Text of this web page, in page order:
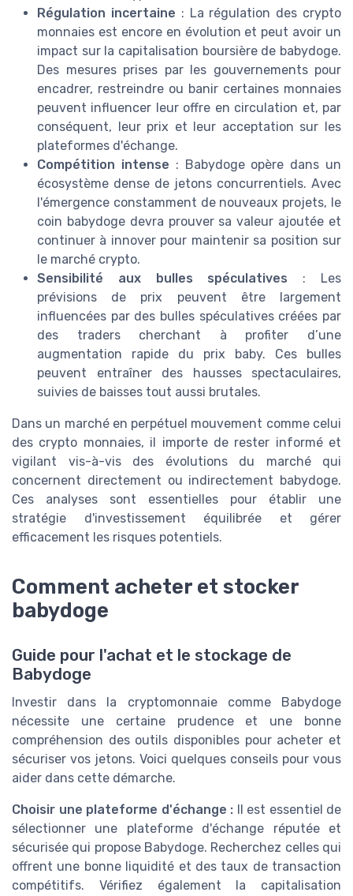
Régulation incertaine : La régulation des crypto
monnaies est encore en évolution et peut avoir un
impact sur la capitalisation boursière de babydoge.
Des mesures prises par les gouvernements pour
encadrer, restreindre ou banir certaines monnaies
peuvent influencer leur offre en circulation et, par
conséquent, leur prix et leur acceptation sur les
plateformes d'échange.
Compétition intense : Babydoge opère dans un
écosystème dense de jetons concurrentiels. Avec
l'émergence constamment de nouveaux projets, le
coin babydoge devra prouver sa valeur ajoutée et
continuer à innover pour maintenir sa position sur
le marché crypto.
Sensibilité aux bulles spéculatives : Les
prévisions de prix peuvent être largement
influencées par des bulles spéculatives créées par
des traders cherchant à profiter d’une
augmentation rapide du prix baby. Ces bulles
peuvent entraîner des hausses spectaculaires,
suivies de baisses tout aussi brutales.
Dans un marché en perpétuel mouvement comme celui
des crypto monnaies, il importe de rester informé et
vigilant vis-à-vis des évolutions du marché qui
concernent directement ou indirectement babydoge.
Ces analyses sont essentielles pour établir une
stratégie d'investissement équilibrée et gérer
efficacement les risques potentiels.
Comment acheter et stocker
babydoge
Guide pour l'achat et le stockage de
Babydoge
Investir dans la cryptomonnaie comme Babydoge
nécessite une certaine prudence et une bonne
compréhension des outils disponibles pour acheter et
sécuriser vos jetons. Voici quelques conseils pour vous
aider dans cette démarche.
Choisir une plateforme d'échange : Il est essentiel de
sélectionner une plateforme d'échange réputée et
sécurisée qui propose Babydoge. Recherchez celles qui
offrent une bonne liquidité et des taux de transaction
compétitifs. Vérifiez également la capitalisation